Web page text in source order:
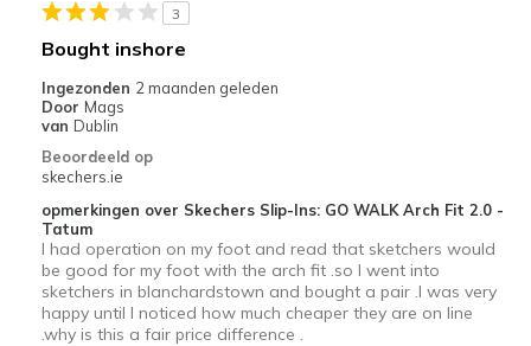
Travel
Width
Feels true to width
Sizing
View On Shoes
3
Bought inshore
Ingezonden 2 maanden geleden
Door Mags
van Dublin
Beoordeeld op
skechers.ie
opmerkingen over Skechers Slip-Ins: GO WALK Arch Fit 2.0 -
Tatum
I had operation on my foot and read that sketchers would
be good for my foot with the arch fit .so I went into
sketchers in blanchardstown and bought a pair .I was very
happy until I noticed how much cheaper they are on line
.why is this a fair price difference .